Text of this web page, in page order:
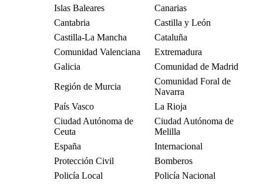
Islas Baleares
Canarias
Cantabria
Castilla y León
Castilla-La Mancha
Cataluña
Comunidad Valenciana
Extremadura
Galicia
Comunidad de Madrid
Región de Murcia
Comunidad Foral de
Navarra
País Vasco
La Rioja
Ciudad Autónoma de
Ceuta
Ciudad Autónoma de
Melilla
España
Internacional
Protección Civil
Bomberos
Policía Local
Policía Nacional